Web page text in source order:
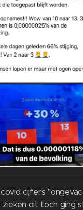
cijfers
dit toch ging